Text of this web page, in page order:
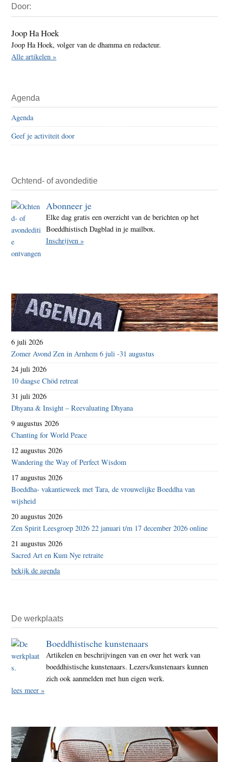
Sidebar
Door:
Joop Ha Hoek
Joop Ha Hoek, volger van de dhamma en redacteur.
Alle artikelen »
Agenda
Agenda
Geef je activiteit door
Ochtend- of avondeditie
Abonneer je
Elke dag gratis een overzicht van de berichten op het
Boeddhistisch Dagblad in je mailbox.
Inschrijven »
6 juli 2026
Zomer Avond Zen in Arnhem 6 juli -31 augustus
24 juli 2026
10 daagse Chöd retreat
31 juli 2026
Dhyana & Insight – Reevaluating Dhyana
9 augustus 2026
Chanting for World Peace
12 augustus 2026
Wandering the Way of Perfect Wisdom
17 augustus 2026
Boeddha- vakantieweek met Tara, de vrouwelijke Boeddha van
wijsheid
20 augustus 2026
Zen Spirit Leesgroep 2026 22 januari t/m 17 december 2026 online
21 augustus 2026
Sacred Art en Kum Nye retraite
bekijk de agenda
De werkplaats
Boeddhistische kunstenaars
Artikelen en beschrijvingen van en over het werk van
boeddhistische kunstenaars. Lezers/kunstenaars kunnen
zich ook aanmelden met hun eigen werk.
lees meer »